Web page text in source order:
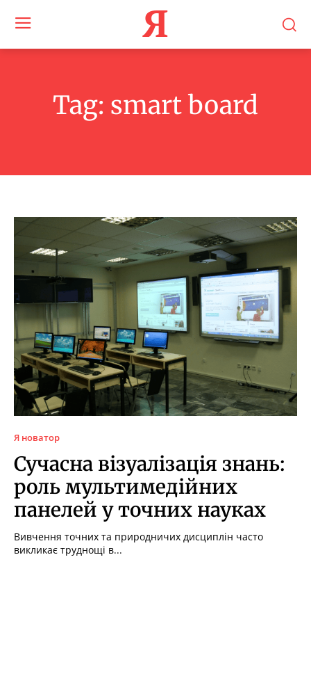
Я
Tag: smart board
Я новатор
Сучасна візуалізація знань:
роль мультимедійних
панелей у точних науках
Вивчення точних та природничих дисциплін часто
викликає труднощі в...